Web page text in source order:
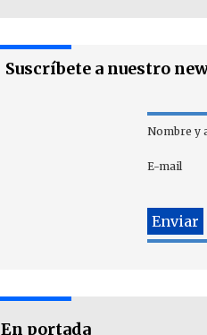
Suscríbete a nuestro
Nombre y
E-mail
En portada